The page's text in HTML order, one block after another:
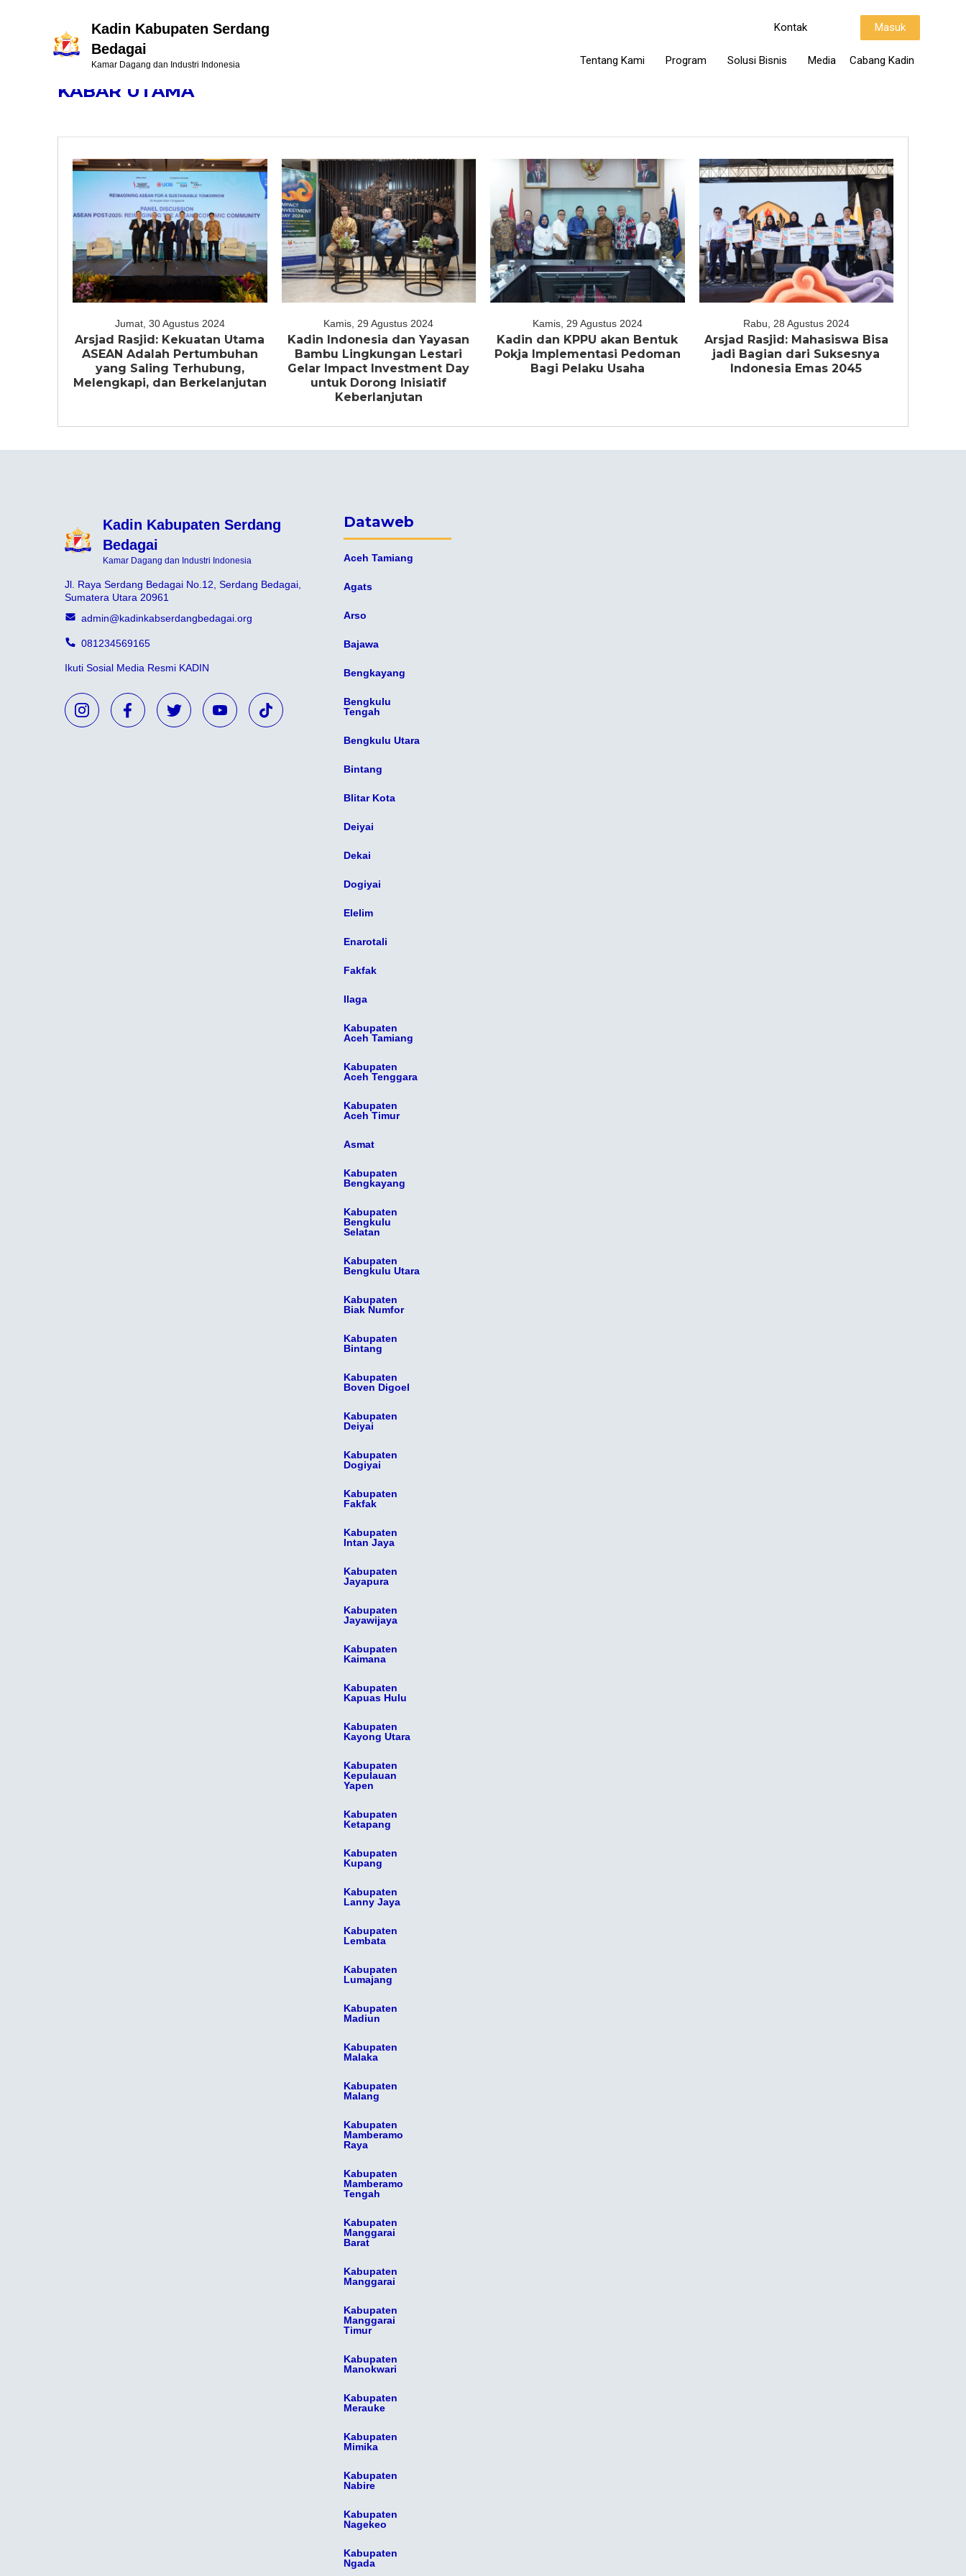
Kadin Kabupaten Serdang
Bedagai
Kamar Dagang dan Industri Indonesia
Kontak Masuk
Tentang Kami Program Solusi Bisnis Media Cabang Kadin
KABAR UTAMA
Jumat, 30 Agustus 2024
Arsjad Rasjid: Kekuatan Utama
ASEAN Adalah Pertumbuhan
yang Saling Terhubung,
Melengkapi, dan Berkelanjutan
Kamis, 29 Agustus 2024
Kadin Indonesia dan Yayasan
Bambu Lingkungan Lestari
Gelar Impact Investment Day
untuk Dorong Inisiatif
Keberlanjutan
Kamis, 29 Agustus 2024
Kadin dan KPPU akan Bentuk
Pokja Implementasi Pedoman
Bagi Pelaku Usaha
Rabu, 28 Agustus 2024
Arsjad Rasjid: Mahasiswa Bisa
jadi Bagian dari Suksesnya
Indonesia Emas 2045
Kadin Kabupaten Serdang
Bedagai
Kamar Dagang dan Industri Indonesia
Jl. Raya Serdang Bedagai No.12, Serdang Bedagai,
Sumatera Utara 20961
admin@kadinkabserdangbedagai.org
081234569165
Ikuti Sosial Media Resmi KADIN
Dataweb
Aceh Tamiang
Agats
Arso
Bajawa
Bengkayang
Bengkulu
Tengah
Bengkulu Utara
Bintang
Blitar Kota
Deiyai
Dekai
Dogiyai
Elelim
Enarotali
Fakfak
Ilaga
Kabupaten
Aceh Tamiang
Kabupaten
Aceh Tenggara
Kabupaten
Aceh Timur
Asmat
Kabupaten
Bengkayang
Kabupaten
Bengkulu
Selatan
Kabupaten
Bengkulu Utara
Kabupaten
Biak Numfor
Kabupaten
Bintang
Kabupaten
Boven Digoel
Kabupaten
Deiyai
Kabupaten
Dogiyai
Kabupaten
Fakfak
Kabupaten
Intan Jaya
Kabupaten
Jayapura
Kabupaten
Jayawijaya
Kabupaten
Kaimana
Kabupaten
Kapuas Hulu
Kabupaten
Kayong Utara
Kabupaten
Kepulauan
Yapen
Kabupaten
Ketapang
Kabupaten
Kupang
Kabupaten
Lanny Jaya
Kabupaten
Lembata
Kabupaten
Lumajang
Kabupaten
Madiun
Kabupaten
Malaka
Kabupaten
Malang
Kabupaten
Mamberamo
Raya
Kabupaten
Mamberamo
Tengah
Kabupaten
Manggarai
Barat
Kabupaten
Manggarai
Kabupaten
Manggarai
Timur
Kabupaten
Manokwari
Kabupaten
Merauke
Kabupaten
Mimika
Kabupaten
Nabire
Kabupaten
Nagekeo
Kabupaten
Ngada